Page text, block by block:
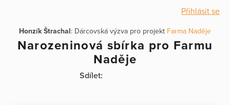
Přihlásit se
Honzík Štrachal: Dárcovská výzva pro projekt Farma Naděje
Narozeninová sbírka pro Farmu
Naděje
Sdílet: